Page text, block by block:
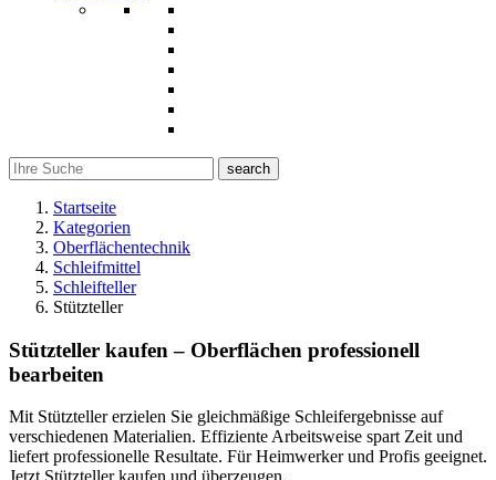
search
Startseite
Kategorien
Oberflächentechnik
Schleifmittel
Schleifteller
Stützteller
Stützteller kaufen – Oberflächen professionell
bearbeiten
Mit Stützteller erzielen Sie gleichmäßige Schleifergebnisse auf
verschiedenen Materialien. Effiziente Arbeitsweise spart Zeit und
liefert professionelle Resultate. Für Heimwerker und Profis geeignet.